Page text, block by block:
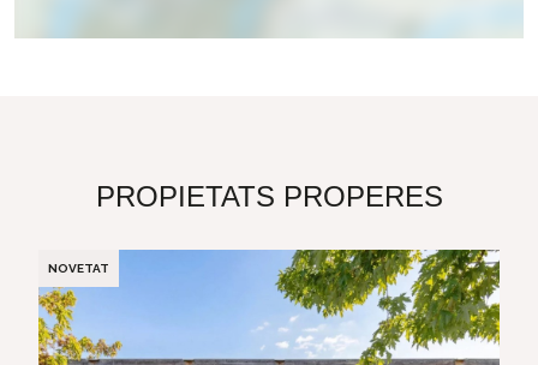
PROPIETATS PROPERES
NOVETAT